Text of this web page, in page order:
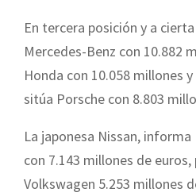
En tercera posición y a
Mercedes-Benz con 10.882
Honda con 10.058 millones
sitúa Porsche con 8.803
La japonesa Nissan,
con 7.143 millones de
Volkswagen 5.253 millones